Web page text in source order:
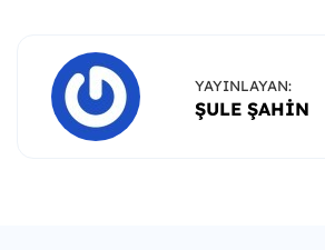
YAYINLAYAN:
ŞULE ŞAHIN